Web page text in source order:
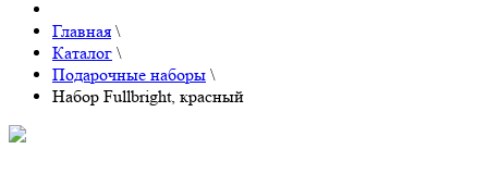
Главная \
Каталог \
Подарочные наборы \
Набор Fullbright, красный